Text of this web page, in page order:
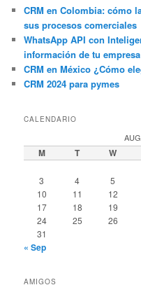
CRM en Colombia: cómo
sus procesos comerciales
WhatsApp API con
información de tu empresa
CRM en México ¿Cómo
CRM 2024 para pymes
CALENDARIO
M T W
3
4 5
10
11 12
17
18 19
24
25 26
31
« Sep
AMIGOS